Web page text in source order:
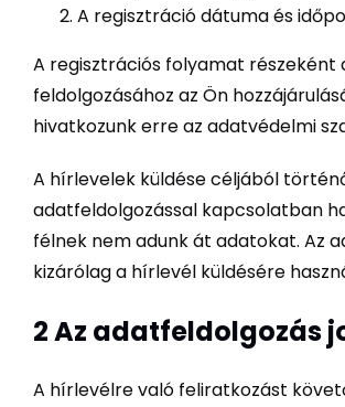
A regisztráció dátuma és
A regisztrációs folyamat részeként
feldolgozásához az Ön
hivatkozunk erre az adatvédelmi
A hírlevelek küldése céljából
adatfeldolgozással kapcsolatban
félnek nem adunk át adatokat. Az
kizárólag a hírlevél küldésére
2 Az adatfeldolgozás
A hírlevélre való feliratkozást